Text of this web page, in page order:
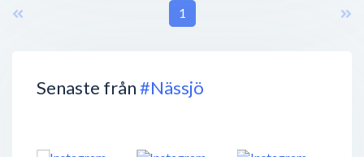
Senaste från#Nässjö
1